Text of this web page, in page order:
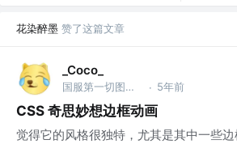
花染醉墨 赞了这篇文章
_Coco_
国服第一切图仔 @Shopee · 5年前
CSS 奇思妙想边框动画
觉得它的风格很独特，尤其是其中一些